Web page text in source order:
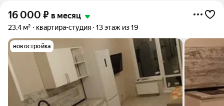
16 000 ₽ в месяц
23,4 м² квартира-студия 13 этаж из 19
новостройка